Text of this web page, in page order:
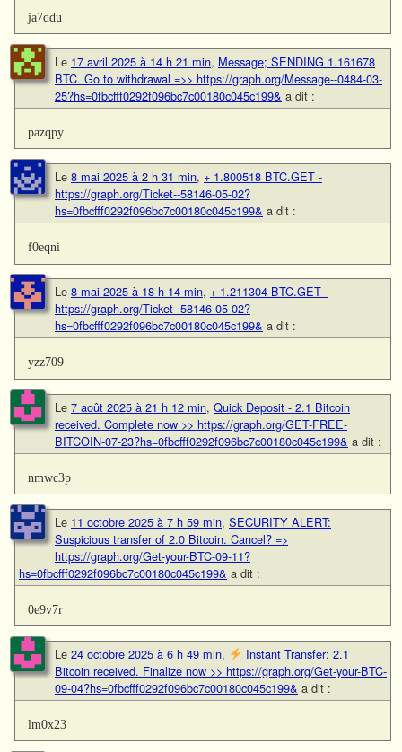
ja7ddu
Le 17 avril 2025 à 14 h 21 min, Message; SENDING 1.161678
BTC. Go to withdrawal =>> https://graph.org/Message--0484-03-
25?hs=0fbcfff0292f096bc7c00180c045c199& a dit :
pazqpy
Le 8 mai 2025 à 2 h 31 min, + 1.800518 BTC.GET -
https://graph.org/Ticket--58146-05-02?
hs=0fbcfff0292f096bc7c00180c045c199& a dit :
f0eqni
Le 8 mai 2025 à 18 h 14 min, + 1.211304 BTC.GET -
https://graph.org/Ticket--58146-05-02?
hs=0fbcfff0292f096bc7c00180c045c199& a dit :
yzz709
Le 7 août 2025 à 21 h 12 min, Quick Deposit - 2.1 Bitcoin
received. Complete now >> https://graph.org/GET-FREE-
BITCOIN-07-23?hs=0fbcfff0292f096bc7c00180c045c199& a dit :
nmwc3p
Le 11 octobre 2025 à 7 h 59 min, SECURITY ALERT:
Suspicious transfer of 2.0 Bitcoin. Cancel? =>
https://graph.org/Get-your-BTC-09-11?
hs=0fbcfff0292f096bc7c00180c045c199& a dit :
0e9v7r
Le 24 octobre 2025 à 6 h 49 min,
Instant Transfer: 2.1
Bitcoin received. Finalize now >> https://graph.org/Get-your-BTC-
09-04?hs=0fbcfff0292f096bc7c00180c045c199& a dit :
lm0x23